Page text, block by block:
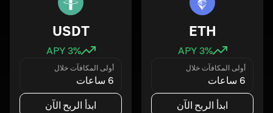
ETH
3% APY
أولى المكافآت خلال
6 ساعات
ابدأ الربح الآن
USDT
3% APY
أولى المكافآت خلال
6 ساعات
ابدأ الربح الآن